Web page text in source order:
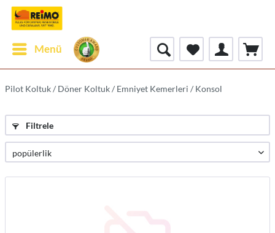
Menü
Pilot Koltuk / Döner Koltuk / Emniyet Kemerleri / Konsol
Filtrele